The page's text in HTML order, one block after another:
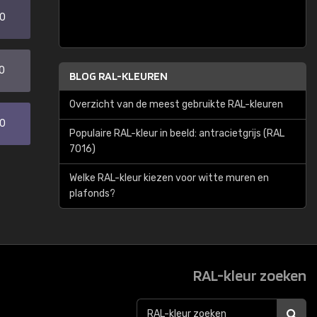
BLOG RAL-KLEUREN
Overzicht van de meest gebruikte RAL-kleuren
Populaire RAL-kleur in beeld: antracietgrijs (RAL
7016)
Welke RAL-kleur kiezen voor witte muren en
plafonds?
RAL-kleur zoeken